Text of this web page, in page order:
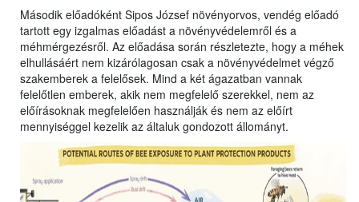
Második előadóként Sipos József növényorvos, vendég előadó
tartott egy izgalmas előadást a növényvédelemről és a
méhmérgezésről. Az előadása során részletezte, hogy a méhek
elhullásáért nem kizárólagosan csak a növényvédelmet végző
szakemberek a felelősek. Mind a két ágazatban vannak
felelőtlen emberek, akik nem megfelelő szerekkel, nem az
előírásoknak megfelelően használják és nem az előírt
mennyiséggel kezelik az általuk gondozott állományt.